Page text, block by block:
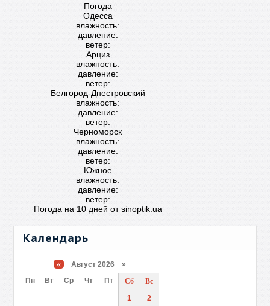
Погода
Одесса
влажность:
давление:
ветер:
Арциз
влажность:
давление:
ветер:
Белгород-Днестровский
влажность:
давление:
ветер:
Черноморск
влажность:
давление:
ветер:
Южное
влажность:
давление:
ветер:
Погода на 10 дней отsinoptik.ua
Календарь
« Август 2026 »
Пн
Вт Ср Чт Пт Сб
Вс
1
2